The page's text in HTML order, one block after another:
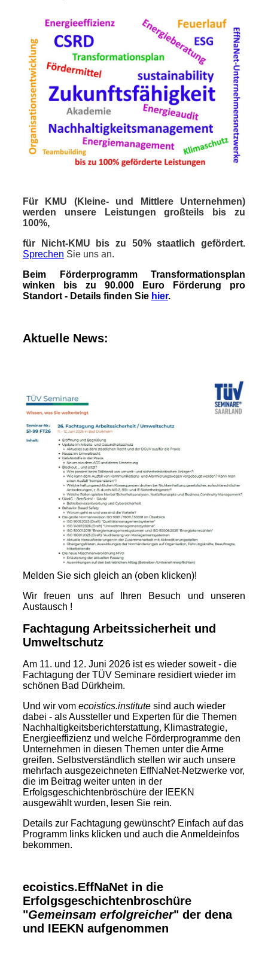
Für KMU (Kleine- und Mittlere Unternehmen)
werden unsere Leistungen großteils bis zu
100%,
für Nicht-KMU bis zu 50% staatlich gefördert.
Sprechen Sie uns an.
Beim Förderprogramm Transformationsplan
winken bis zu 90.000 Euro Förderung pro
Standort - Details finden Sie hier.
Aktuelle News:
Melden Sie sich gleich an (oben klicken)!
Wir freuen uns auf Ihren Besuch und unseren
Austausch !
Fachtagung Arbeitssicherheit und
Umweltschutz
Am 11. und 12. Juni 2026 ist es wieder soweit - die
Fachtagung der TÜV Seminare residiert wieder im
schönen Bad Dürkheim.
Und wir vom ecoistics.institutesind auch wieder
dabei - als Aussteller und Experten für die Themen
Nachhaltigkeitsberichterstattung, Klimastrategie,
Energieeffizienz und welche Förderprogramme den
Unternehmen in diesen Themen unter die Arme
greifen. Selbstverständlich stellen wir auch unsere
mehrfach ausgezeichneten EffNaNet-Netzwerke vor,
die im Beitrag weiter unten in der
Erfolgsgeschichtenbröschüre der IEEKN
ausgewählt wurden, lesen Sie rein.
Details zur Fachtagung gewünscht? Einfach auf das
Programm links klicken und auch die Anmeldeinfos
bekommen.
ecoistics.EffNaNet in die
Erfolgsgeschichtenbroschüre
"Gemeinsam erfolgreicher" der dena
und IEEKN aufgenommen